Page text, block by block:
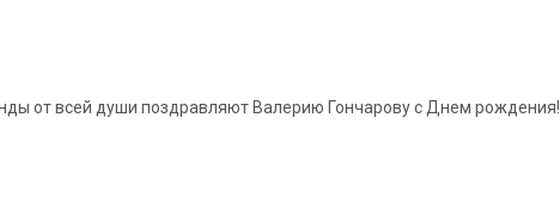
от всей души поздравляют Валерию Гончарову с Днем рождения!